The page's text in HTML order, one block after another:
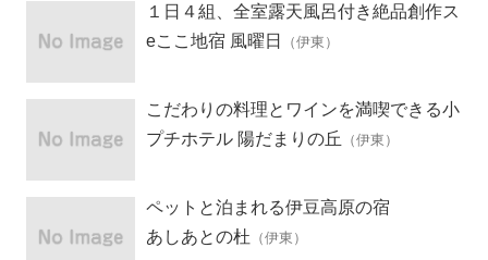
１日４組、全室露天風呂付き絶品創作ス
ペイン料理の宿
eここ地宿 風曜日 （伊東）
こだわりの料理とワインを満喫できる小
さなホテル
プチホテル 陽だまりの丘 （伊東）
ペットと泊まれる伊豆高原の宿
あしあとの杜 （伊東）